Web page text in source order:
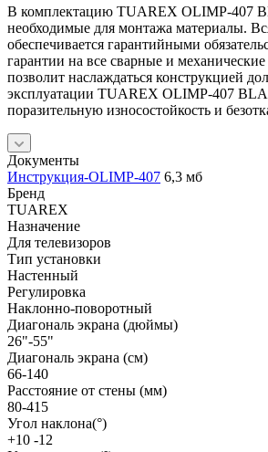
В комплектацию TUAREX OLIMP-407
необходимые для монтажа материалы.
обеспечивается гарантийными
гарантии на все сварные и
позволит наслаждаться конструкцией
эксплуатации TUAREX OLIMP-407
поразительную износостойкость и
Документы
Инструкция-OLIMP-407 6,3 мб
Бренд
TUAREX
Назначение
Для телевизоров
Тип установки
Настенный
Регулировка
Наклонно-поворотный
Диагональ экрана (дюймы)
26"-55"
Диагональ экрана (см)
66-140
Расстояние от стены (мм)
80-415
Угол наклона(°)
+10 -12